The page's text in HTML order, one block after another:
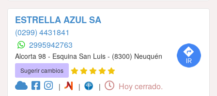
ESTRELLA AZUL SA
(0299) 4431841
2995942763
Alcorta 98 - Esquina San Luis - (8300) Neuquén
Sugerir cambios
| | | Hoy cerrado.